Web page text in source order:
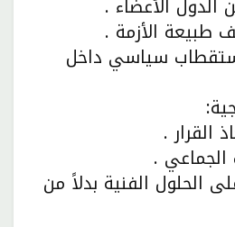
سياسي داخل
الحلول الفنية بدلاً من